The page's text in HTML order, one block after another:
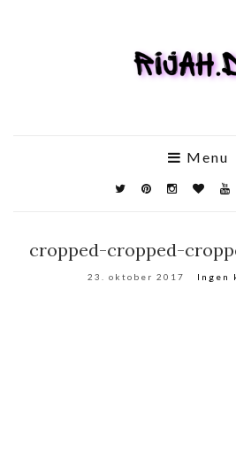
Menu
cropped-cropped-
23. oktober 2017 Ingen